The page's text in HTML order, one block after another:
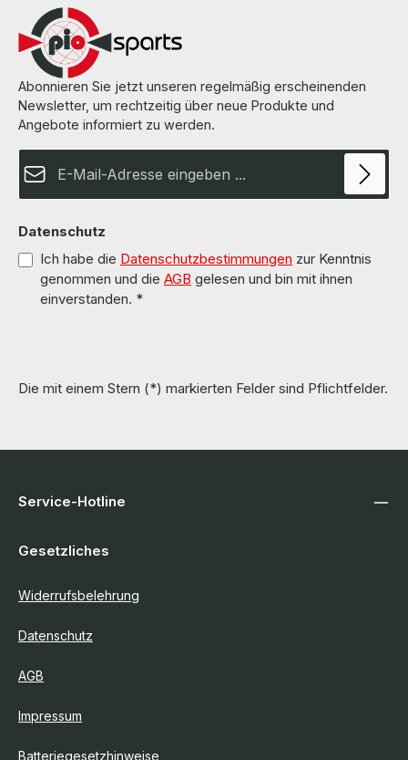
the factory settings with the corresponding logins of manuals.
Alle Geräte wurden von uns überholt, getestet und auf
Werkeinstellung zurückgesetzt mit den entsprechenden Logins
der Handbücher. More information and details can be found on the
pages of the manufacturer. Weitere Informationen und Details
finden Sie auf den Seiten des Herstellers.
Abonnieren Sie jetzt unseren regelmäßig erscheinenden
Newsletter, um rechtzeitig über neue Produkte und
Angebote informiert zu werden.
Datenschutz
Ich habe die Datenschutzbestimmungen zur Kenntnis
genommen und die AGB gelesen und bin mit ihnen
einverstanden. *
Die mit einem Stern (*) markierten Felder sind Pflichtfelder.
Service-Hotline
Gesetzliches
Widerrufsbelehrung
Datenschutz
AGB
Impressum
Batteriegesetzhinweise